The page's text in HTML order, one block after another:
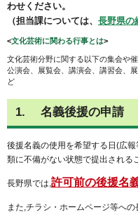
わせください。
（担当課については、 長野県の
<文化芸術に関わる行事とは>
文化芸術分野に関する以下の集会や
公演会、展覧会、講演会、講習会、
ど
1. 名義後援の申請
後援名義の使用を希望する日(広
類に不備がない状態で提出される
長野県では, 許可前の後援名
また,チラシ・ホームページ等へ